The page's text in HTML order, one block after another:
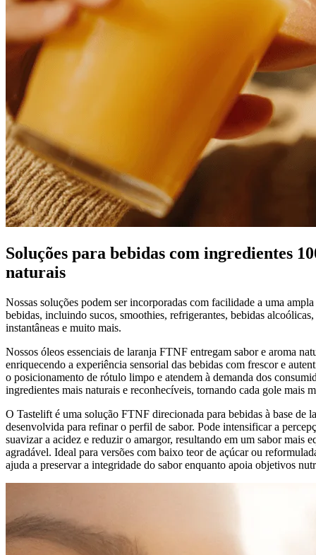
Soluções para bebidas com ingredientes
naturais
Nossas soluções podem ser incorporadas com facilidade a uma
bebidas, incluindo sucos, smoothies, refrigerantes, bebidas alcoólicas,
instantâneas e muito mais.
Nossos óleos essenciais de laranja FTNF entregam sabor e aroma
enriquecendo a experiência sensorial das bebidas com frescor e
o posicionamento de rótulo limpo e atendem à demanda dos
ingredientes mais naturais e reconhecíveis, tornando cada gole mais
O Tastelift é uma solução FTNF direcionada para bebidas à base de
desenvolvida para refinar o perfil de sabor. Pode intensificar a
suavizar a acidez e reduzir o amargor, resultando em um sabor mais
agradável. Ideal para versões com baixo teor de açúcar ou
ajuda a preservar a integridade do sabor enquanto apoia objetivos